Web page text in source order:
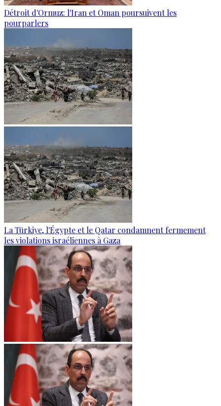
Détroit d'Ormuz: l'Iran et Oman poursuivent les
pourparlers
La Türkiye, l'Égypte et le Qatar condamnent fermement
les violations israéliennes à Gaza